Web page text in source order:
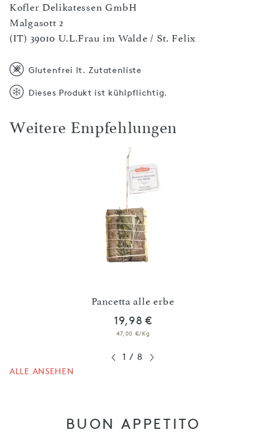
Kofler Delikatessen GmbH
Malgasott 2
(IT) 39010 U.L.Frau im Walde / St. Felix
Glutenfrei lt. Zutatenliste
Dieses Produkt ist kühlpflichtig.
Weitere Empfehlungen
Pancetta alle erbe
19,98 €
47,00 €/Kg
1 / 8
ALLE ANSEHEN
BUON APPETITO